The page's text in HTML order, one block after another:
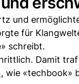
und
für
schreibt.
Damit
, wie «techbook»